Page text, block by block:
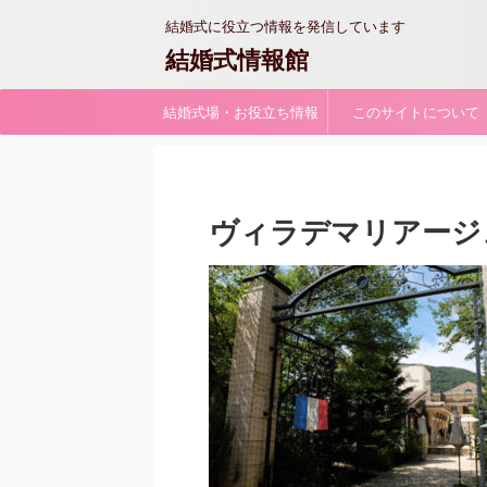
結婚式に役立つ情報を発信しています
結婚式情報館
結婚式場・お役立ち情報 このサイトについて
ヴィラデマリアー